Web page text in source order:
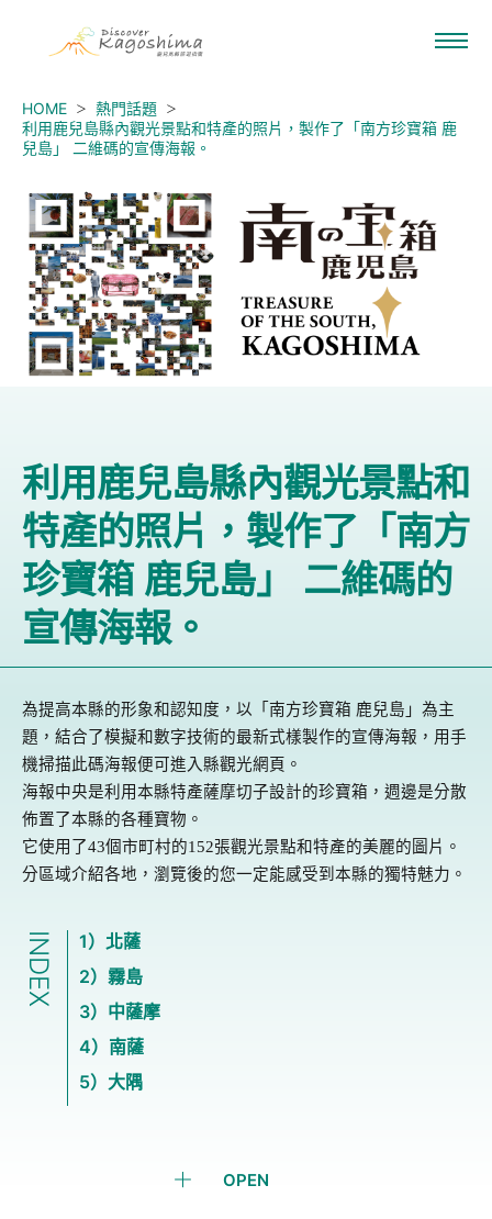
HOME
熱門話題
利用鹿兒島縣內觀光景點和特產的照片，製作了「南方珍寶箱 鹿
兒島」 二維碼的宣傳海報。
利用鹿兒島縣內觀光景點和
特產的照片，製作了「南方
珍寶箱 鹿兒島」 二維碼的
宣傳海報。
為提高本縣的形象和認知度，以 「南方珍寶箱 鹿兒島」為主
題，結合了模擬和數字技術的最新式樣製作的宣傳海報，用手
機掃描此碼海報便可進入縣觀光網頁。
海報中央是利用本縣特產薩摩切子設計的珍寶箱，週邊是分散
佈置了本縣的各種寶物。
它使用了43個市町村的152張觀光景點和特產的美麗的圖片。
分區域介紹各地，瀏覽後的您一定能感受到本縣的獨特魅力。
OPEN
INDEX
1）北薩
2）霧島
3）中薩摩
4）南薩
5）大隅